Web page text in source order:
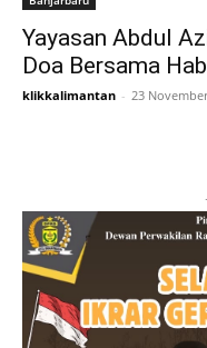
Yayasan Abdul
Doa Bersama
klikkalimantan - 23